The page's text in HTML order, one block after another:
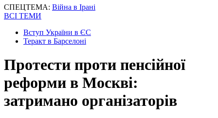
СПЕЦТЕМА: Війна в Ірані
ВСІ ТЕМИ
Вступ України в ЄС
Теракт в Барселоні
Протести проти пенсійної
реформи в Москві:
затримано організаторів